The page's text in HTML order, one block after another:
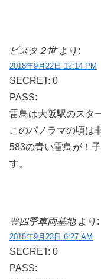
ビスタ２世 より:
2018年9月22日 12:14 PM
SECRET: 0
PASS:
雷鳥は大阪駅のスタ
このパノラマの頃は
583の青い雷鳥が！
す。
豊四季車両基地 より:
2018年9月23日 6:27 AM
SECRET: 0
PASS: